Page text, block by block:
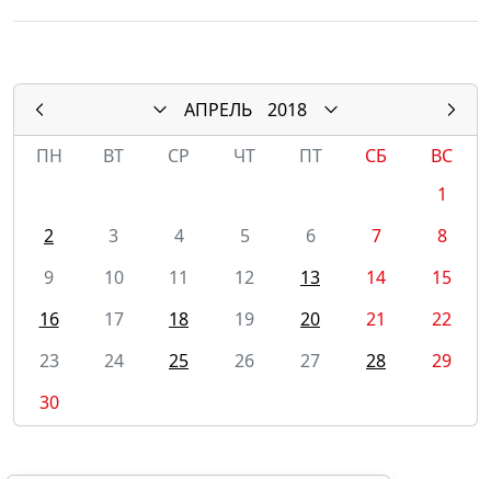
АПРЕЛЬ
2018
ПН
ВТ СР ЧТ ПТ СБ
ВС
1
2
3 4 5 6 7
8
9
10 11 12 13 14
15
16
17 18 19 20 21
22
23
24 25 26 27 28
29
30